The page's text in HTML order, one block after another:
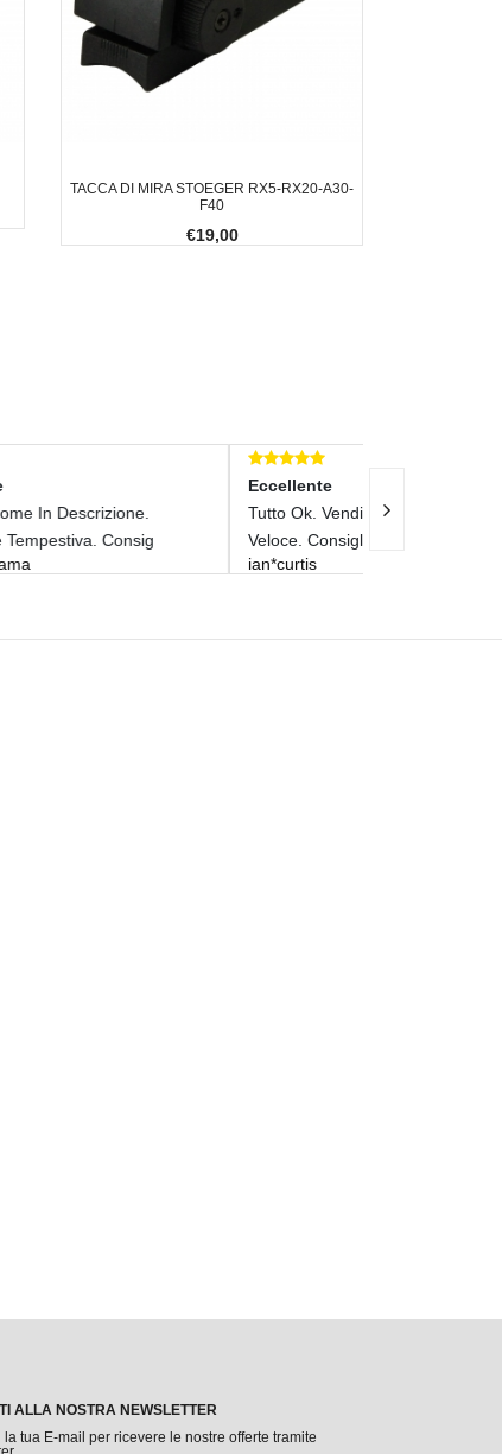
TACCA DI MIRA STOEGER RX5-RX20-A30-
F40
€19,00
Tutto Ok. Venditore Affidabile E Molto
Veloce. Consigliatiss
ALLA NOSTRA NEWSLETTER
la tua E-mail per ricevere le nostre offerte tramite